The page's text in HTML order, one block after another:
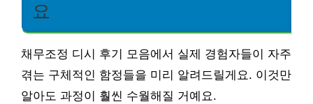
요
채무조정 디시 후기 모음에서 실제 경험자들이 자주
겪는 구체적인 함정들을 미리 알려드릴게요. 이것만
알아도 과정이 훨씬 수월해질 거예요.